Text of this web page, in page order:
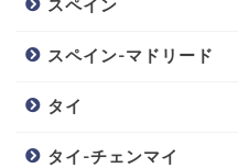
スペイン
スペイン-マドリード
タイ
タイ-チェンマイ